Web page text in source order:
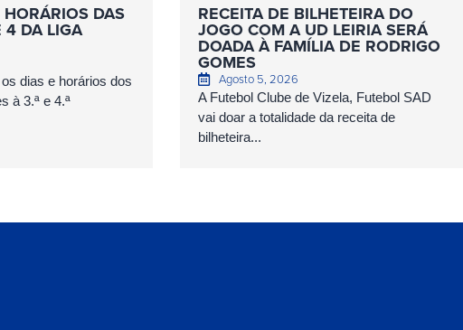
DAS
4 DA LIGA
dias e horários dos
à 3.ª e 4.ª
RECEITA DE BILHETEIRA DO
JOGO COM A UD LEIRIA SERÁ
DOADA À FAMÍLIA DE RODRIGO
GOMES
Agosto 5, 2026
A Futebol Clube de Vizela, Futebol SAD
vai doar a totalidade da receita de
bilheteira...